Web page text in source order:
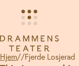
innhold
Hjem//Fjerde Losjerad